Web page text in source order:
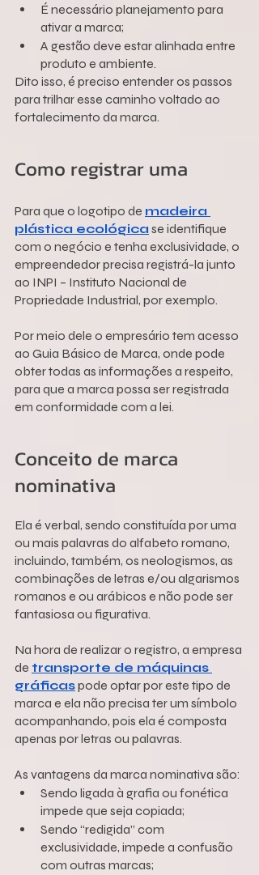
É necessário planejamento para
ativar a marca;
A gestão deve estar alinhada entre
produto e ambiente.
Dito isso, é preciso entender os passos
para trilhar esse caminho voltado ao
fortalecimento da marca.
Como registrar uma
Para que o logotipo de madeira
plástica ecológica se identifique
com o negócio e tenha exclusividade, o
empreendedor precisa registrá-la junto
ao INPI – Instituto Nacional de
Propriedade Industrial, por exemplo.
Por meio dele o empresário tem acesso
ao Guia Básico de Marca, onde pode
obter todas as informações a respeito,
para que a marca possa ser registrada
em conformidade com a lei.
Conceito de marca
nominativa
Ela é verbal, sendo constituída por uma
ou mais palavras do alfabeto romano,
incluindo, também, os neologismos, as
combinações de letras e/ou algarismos
romanos e ou arábicos e não pode ser
fantasiosa ou figurativa.
Na hora de realizar o registro, a empresa
de transporte de máquinas
gráficas pode optar por este tipo de
marca e ela não precisa ter um símbolo
acompanhando, pois ela é composta
apenas por letras ou palavras.
As vantagens da marca nominativa são:
Sendo ligada à grafia ou fonética
impede que seja copiada;
Sendo “redigida” com
exclusividade, impede a confusão
com outras marcas;